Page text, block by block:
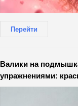
Перейти
Валики на
упражнениями: